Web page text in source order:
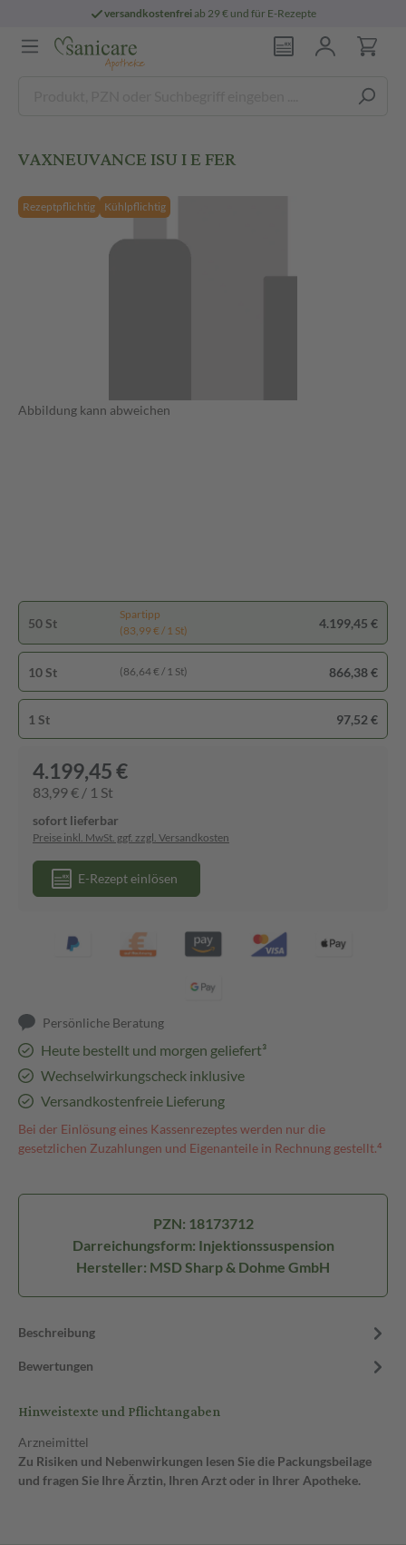
versandkostenfreiab 29 € und für E-Rezepte
VAXNEUVANCE ISU I E FER
Rezeptpflichtig Kühlpflichtig
Abbildung kann abweichen
50 St
Spartipp
(83,99 € / 1 St)
4.199,45 €
10 St (86,64 € / 1 St) 866,38 €
1 St 97,52 €
4.199,45 €
83,99 € / 1 St
sofort lieferbar
Preise inkl. MwSt. ggf. zzgl. Versandkosten
E-Rezept einlösen
Persönliche Beratung
Heute bestellt und morgen geliefert³
Wechselwirkungscheck inklusive
Versandkostenfreie Lieferung
Bei der Einlösung eines Kassenrezeptes werden nur die
gesetzlichen Zuzahlungen und Eigenanteile in Rechnung gestellt.⁴
PZN: 18173712
Darreichungsform: Injektionssuspension
Hersteller: MSD Sharp & Dohme GmbH
Beschreibung
Bewertungen
Hinweistexte und Pflichtangaben
Arzneimittel
Zu Risiken und Nebenwirkungen lesen Sie die Packungsbeilage
und fragen Sie Ihre Ärztin, Ihren Arzt oder in Ihrer Apotheke.